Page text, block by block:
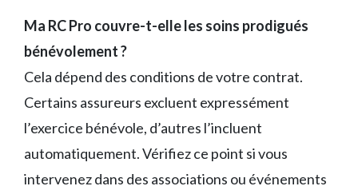
Ma RC Pro couvre-t-elle les soins prodigués
bénévolement ?
Cela dépend des conditions de votre contrat.
Certains assureurs excluent expressément
l’exercice bénévole, d’autres l’incluent
automatiquement. Vérifiez ce point si vous
intervenez dans des associations ou événements